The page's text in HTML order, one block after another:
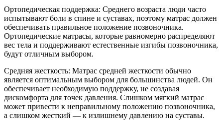
Ортопедическая поддержка: Среднего возраста люди часто
испытывают боли в спине и суставах, поэтому матрас должен
обеспечивать правильное положение позвоночника.
Ортопедические матрасы, которые равномерно распределяют
вес тела и поддерживают естественные изгибы позвоночника,
будут отличным выбором.
Средняя жесткость: Матрас средней жесткости обычно
является оптимальным выбором для большинства людей. Он
обеспечивает необходимую поддержку, не создавая
дискомфорта для точек давления. Слишком мягкий матрас
может привести к неправильному положению позвоночника,
а слишком жесткий — к излишнему давлению на суставы.